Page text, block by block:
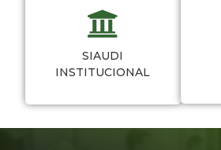
SIAUDI
INSTITUCIONAL